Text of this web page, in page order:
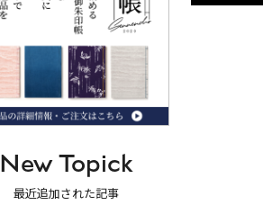
New Topick
最近追加された記事